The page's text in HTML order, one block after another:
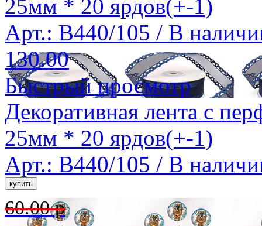
25мм * 20 ярдов(+-1)
Арт.: B440/105 / В
130.00
Быстрый просмотр
Декоративная лента с
25мм * 20 ярдов(+-1)
Арт.: B440/105 / В
60.00 р